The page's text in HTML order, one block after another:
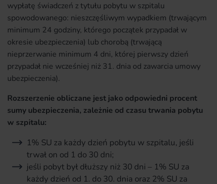
wypłatę świadczeń z tytułu pobytu w szpitalu
spowodowanego: nieszczęśliwym wypadkiem (trwającym
minimum 24 godziny, którego początek przypadał w
okresie ubezpieczenia) lub chorobą (trwającą
nieprzerwanie minimum 4 dni, której pierwszy dzień
przypadał nie wcześniej niż 31. dnia od zawarcia umowy
ubezpieczenia).
Rozszerzenie obliczane jest jako odpowiedni procent
sumy ubezpieczenia, zależnie od czasu trwania pobytu
w szpitalu:
1% SU za każdy dzień pobytu w szpitalu, jeśli
trwał on od 1 do 30 dni;
jeśli pobyt był dłuższy niż 30 dni – 1% SU za
każdy dzień od 1. do 30. dnia oraz 2% SU za